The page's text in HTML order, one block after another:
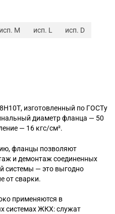
исп. M исп. L исп. D
изготовленный по ГОСТу
диаметр фланца — 50
— 16 кгс/см².
фланцы позволяют
и демонтаж соединенных
системы — это выгодно
от сварки.
применяются в
системах ЖКХ: служат